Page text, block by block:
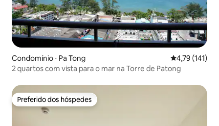
Condomínio ⋅ Pa Tong 4,79 de uma
4,79 (141)
2 quartos com vista para o mar na Torre de Patong
Preferido dos hóspedes
Preferido dos hóspedes